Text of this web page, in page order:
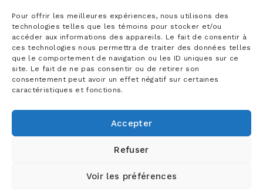
Pour offrir les meilleures expériences, nous utilisons des
technologies telles que les témoins pour stocker et/ou
accéder aux informations des appareils. Le fait de consentir à
ces technologies nous permettra de traiter des données telles
que le comportement de navigation ou les ID uniques sur ce
site. Le fait de ne pas consentir ou de retirer son
consentement peut avoir un effet négatif sur certaines
caractéristiques et fonctions.
Accepter
Refuser
Voir les préférences
1 866 833-2114 (sans
frais)
courrier@lemieuxnolet
.ca
Contactez un syndic
Trouver un bureau
Loi sur la faillite et
l’insolvabilité
Politique de
confidentialité
Politique sur la
personnels
Conditions d’utilisation